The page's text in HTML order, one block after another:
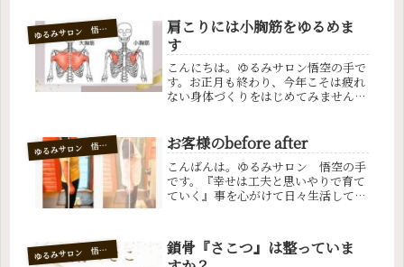
ゆ
るみサロン 悟空の手
肩こりには小胸筋をゆるめま
す
こんにちは。ゆるみサロン悟空の手で
す。お正月も終わり、今年こそは疲れ
ない身体づくりをはじめてみません
しいものを食べ過ぎている方もいらっ
しゃるかもしれません。身体のため運
動す...
ゆ
るみサロン 悟空の手 お客様のbefore after
こんばんは。ゆるみサロン 悟空の手
です。『幸せは工夫と思いやりで育て
ていく』事を心がけて日々生活してい
す。今回のお客様は7回ご来店下さっ
ている、とても行動力とパワーのある
ゆ
るみサロン 悟空の手
鎖骨『さこつ』は整っていま